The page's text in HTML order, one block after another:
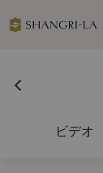
ビデオ